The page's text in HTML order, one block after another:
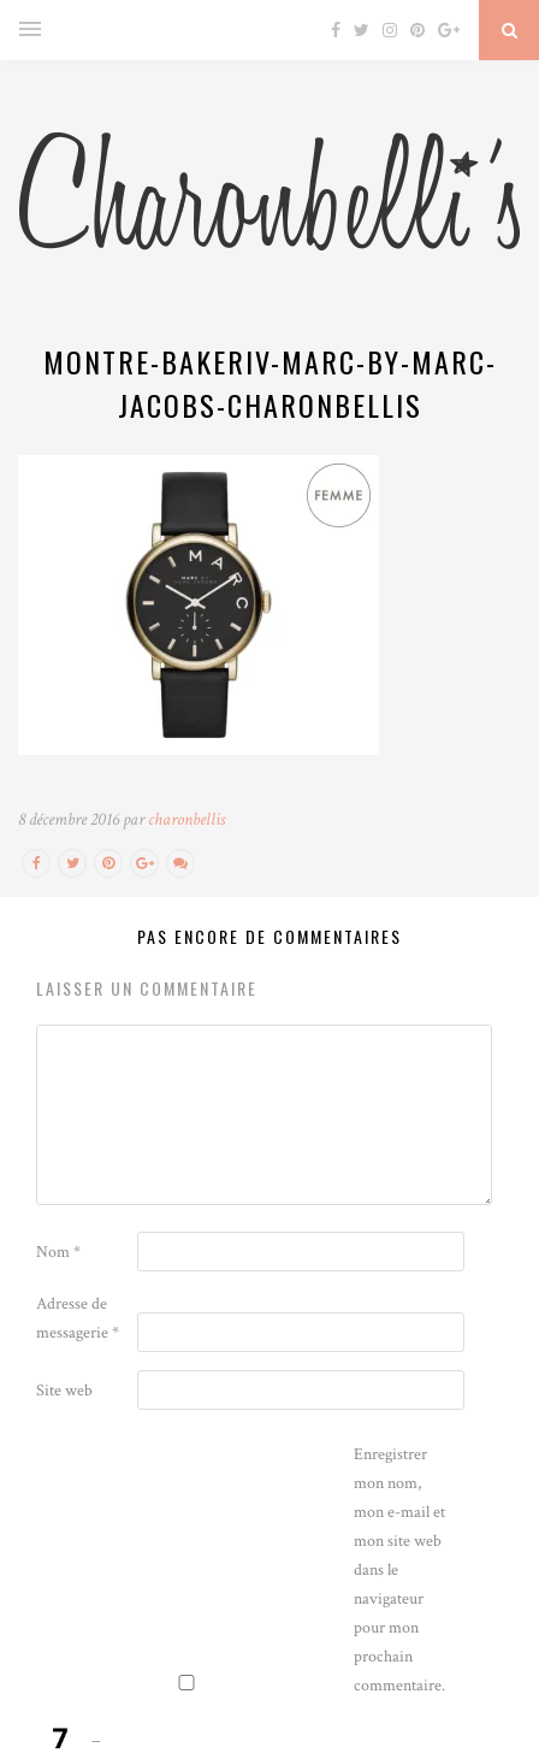
MONTRE-BAKERIV-MARC-BY-MARC-
JACOBS-CHARONBELLIS
8 décembre 2016 parcharonbellis
PAS ENCORE DE COMMENTAIRES
LAISSER UN COMMENTAIRE
Nom*
Adresse de
messagerie*
Site web
Enregistrer
mon nom,
mon e-mail et
mon site web
dans le
navigateur
pour mon
prochain
commentaire.
−